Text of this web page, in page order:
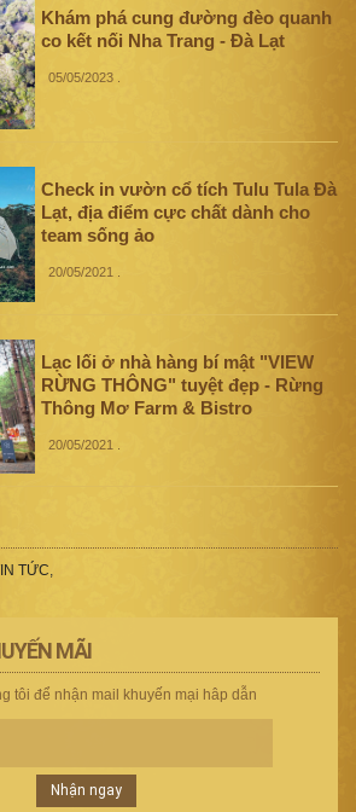
Khám phá cung đường đèo quanh
co kết nối Nha Trang - Đà Lạt
05/05/2023
Check in vườn cổ tích Tulu Tula Đà
Lạt, địa điểm cực chất dành cho
team sống ảo
20/05/2021
Lạc lối ở nhà hàng bí mật "VIEW
RỪNG THÔNG" tuyệt đẹp - Rừng
Thông Mơ Farm & Bistro
20/05/2021
TỨC,
MÃI
tôi để nhận mail khuyến mại hâp dẫn
Nhận ngay